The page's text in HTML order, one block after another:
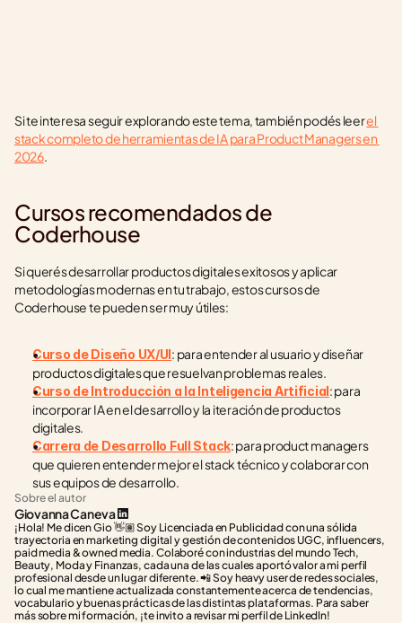
Si te interesa seguir explorando este tema, también podés leer el
stack completo de herramientas de IA para Product Managers en
2026.
Cursos recomendados de
Coderhouse
Si querés desarrollar productos digitales exitosos y aplicar
metodologías modernas en tu trabajo, estos cursos de
Coderhouse te pueden ser muy útiles:
Curso de Diseño UX/UI: para entender al usuario y diseñar
productos digitales que resuelvan problemas reales.
Curso de Introducción a la Inteligencia Artificial: para
incorporar IA en el desarrollo y la iteración de productos
digitales.
Carrera de Desarrollo Full Stack: para product managers
que quieren entender mejor el stack técnico y colaborar con
sus equipos de desarrollo.
Sobre el autor
Giovanna Caneva
¡Hola! Me dicen Gio 👋🏽 Soy Licenciada en Publicidad con una sólida
trayectoria en marketing digital y gestión de contenidos UGC, influencers,
paid media & owned media. Colaboré con industrias del mundo Tech,
Beauty, Moda y Finanzas, cada una de las cuales aportó valor a mi perfil
profesional desde un lugar diferente. 📲 Soy heavy user de redes sociales,
lo cual me mantiene actualizada constantemente acerca de tendencias,
vocabulario y buenas prácticas de las distintas plataformas. Para saber
más sobre mi formación, ¡te invito a revisar mi perfil de LinkedIn!